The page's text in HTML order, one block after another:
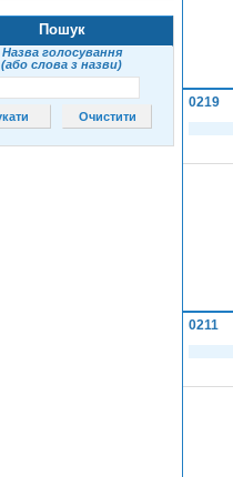
Пошук
Назва голосування
(або слова з назви)
0219
0211